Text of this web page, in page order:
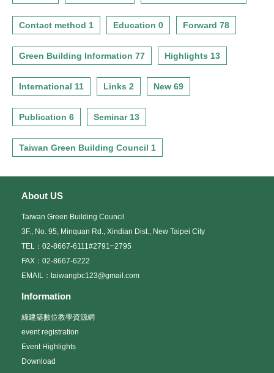
Contact method 1 Education 0 Forward 78
Green Building Information 77 Highlights 13
International 11 Links 2 New 69
Publication 6 Seminar 13
Taiwan Green Building Council 1
About US
Taiwan Green Building Council
3F., No. 95, Minquan Rd., Xindian Dist., New Taipei City
TEL：02-8667-6111#2791~2795
FAX：02-8667-6222
EMAIL：taiwangbc123@gmail.com
Information
綠建築數位教學資源網
event registration
Event Highlights
Download